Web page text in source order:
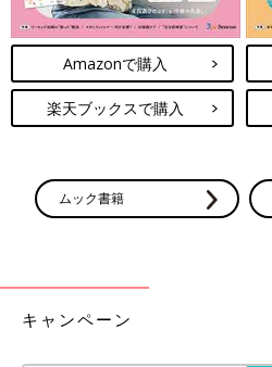
Amazonで購入
楽天ブックスで購入
ムック書籍
キャンペーン